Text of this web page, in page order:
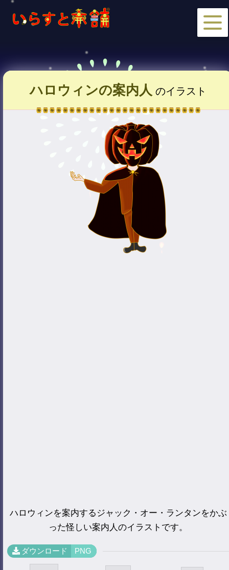
ハロウィンの案内人 のイラスト
ハロウィンを案内するジャック・オー・ランタンをかぶ
った怪しい案内人のイラストです。
ダウンロード PNG